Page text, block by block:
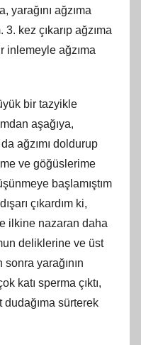
yarağını ağzıma
kez çıkarıp ağzıma
inlemeyle ağzıma
bir tazyikle
aşağıya,
ağzımı doldurup
ve göğüslerime
başlamıştım
çıkardım ki,
ilkine nazaran daha
deliklerine ve üst
yarağının
katı sperma çıktı,
dudağıma sürterek